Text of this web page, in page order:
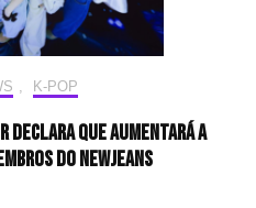
, K-POP
declara que aumentará a
do NewJeans